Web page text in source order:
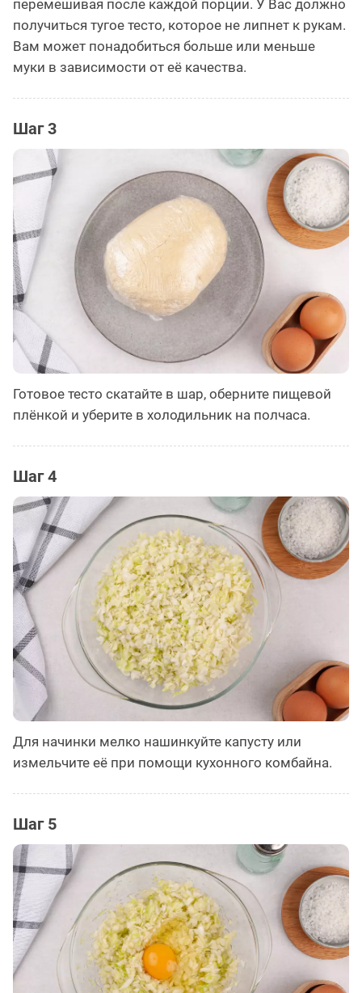
перемешивая после каждой порции. У Вас должно
получиться тугое тесто, которое не липнет к рукам.
Вам может понадобиться больше или меньше
муки в зависимости от её качества.
Шаг 3
Готовое тесто скатайте в шар, оберните пищевой
плёнкой и уберите в холодильник на полчаса.
Шаг 4
Для начинки мелко нашинкуйте капусту или
измельчите её при помощи кухонного комбайна.
Шаг 5